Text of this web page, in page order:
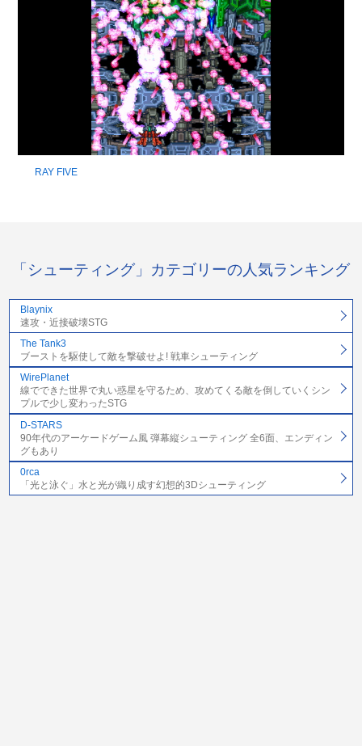
RAY FIVE
「シューティング」カテゴリーの人気ランキング
Blaynix
速攻・近接破壊STG
The Tank3
ブーストを駆使して敵を撃破せよ! 戦車シューティング
WirePlanet
線でできた世界で丸い惑星を守るため、攻めてくる敵を倒していくシン
プルで少し変わったSTG
D-STARS
90年代のアーケードゲーム風 弾幕縦シューティング 全6面、エンディン
グもあり
0rca
「光と泳ぐ」水と光が織り成す幻想的3Dシューティング